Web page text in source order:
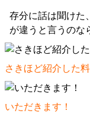
存分に話は聞けた
が違うと言うのな
さきほど紹介した
いただきます！